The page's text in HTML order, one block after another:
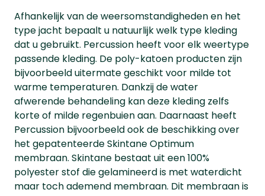
Afhankelijk van de weersomstandigheden en het
type jacht bepaalt u natuurlijk welk type kleding
dat u gebruikt. Percussion heeft voor elk weertype
passende kleding. De poly-katoen producten zijn
bijvoorbeeld uitermate geschikt voor milde tot
warme temperaturen. Dankzij de water
afwerende behandeling kan deze kleding zelfs
korte of milde regenbuien aan. Daarnaast heeft
Percussion bijvoorbeeld ook de beschikking over
het gepatenteerde Skintane Optimum
membraan. Skintane bestaat uit een 100%
polyester stof die gelamineerd is met waterdicht
maar toch ademend membraan. Dit membraan is